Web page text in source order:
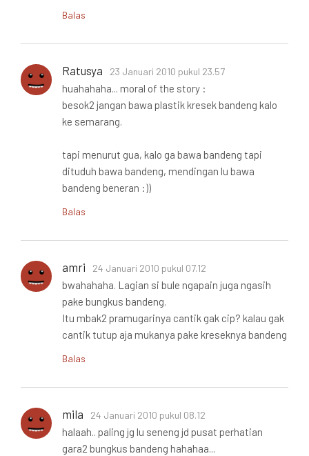
Balas
Ratusya 23 Januari 2010 pukul 23.57
huahahaha... moral of the story :
besok2 jangan bawa plastik kresek bandeng kalo
ke semarang.
tapi menurut gua, kalo ga bawa bandeng tapi
dituduh bawa bandeng, mendingan lu bawa
bandeng beneran :))
Balas
amri 24 Januari 2010 pukul 07.12
bwahahaha. Lagian si bule ngapain juga ngasih
pake bungkus bandeng.
Itu mbak2 pramugarinya cantik gak cip? kalau gak
cantik tutup aja mukanya pake kreseknya bandeng
Balas
mila 24 Januari 2010 pukul 08.12
halaah.. paling jg lu seneng jd pusat perhatian
gara2 bungkus bandeng hahahaa...